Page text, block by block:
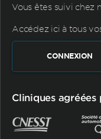
Vous êtes suivi chez
Accédez ici à tous
CONNEXION
Cliniques agréées